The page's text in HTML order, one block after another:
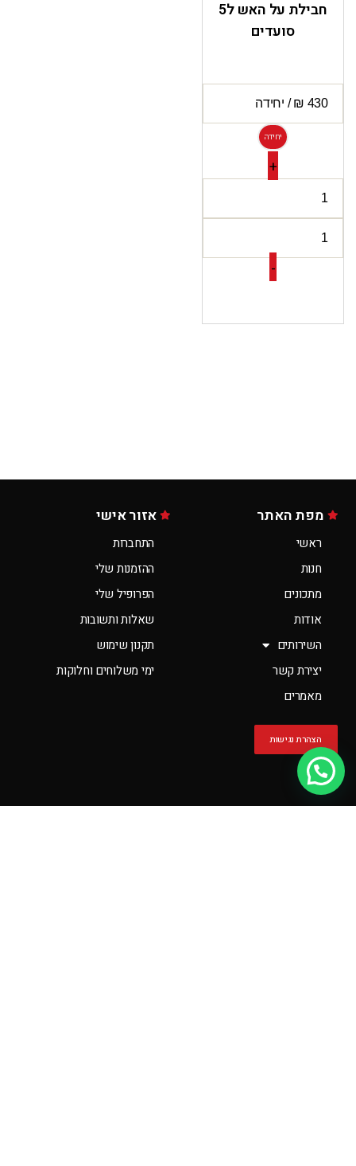
חבילת על האש ל5
סועדים
יחידה
+
-
מפת האתר
ראשי
חנות
מתכונים
אודות
השירותים
יצירת קשר
מאמרים
הצהרת נגישות
אזור אישי
התחברות
ההזמנות שלי
הפרופיל שלי
שאלות ותשובות
תקנון שימוש
ימי משלוחים וחלוקות